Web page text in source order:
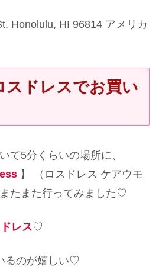
Honolulu, HI 96814 アメリカ
スドレスでお買い
て5分くらいの場所に、
】 （ロスドレス ケアウモ
たまた行ってみました♡
レス♡
るのが嬉しい♡